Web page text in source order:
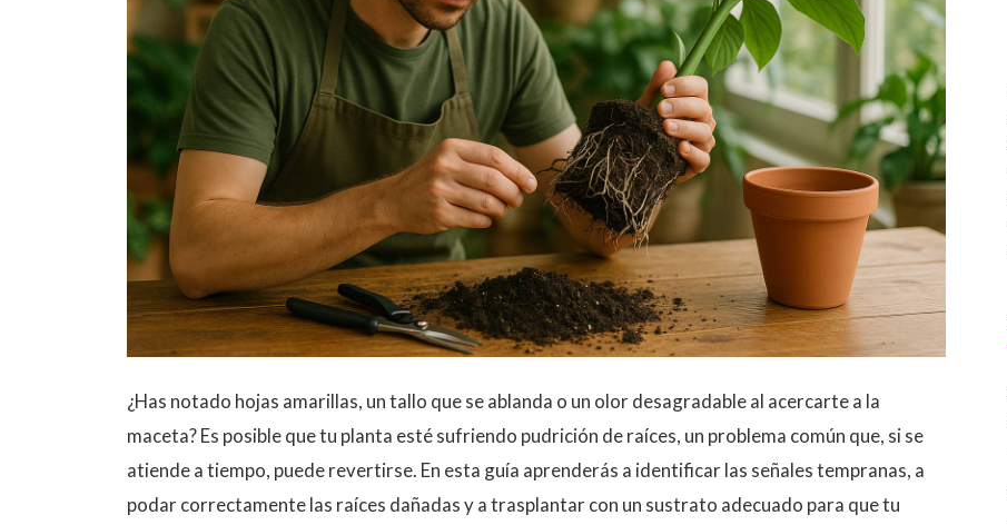
¿Has notado hojas amarillas, un tallo que se ablanda o un olor desagradable al acercarte a la
maceta? Es posible que tu planta esté sufriendo pudrición de raíces, un problema común que, si se
atiende a tiempo, puede revertirse. En esta guía aprenderás a identificar las señales tempranas, a
podar correctamente las raíces dañadas y a trasplantar con un sustrato adecuado para que tu